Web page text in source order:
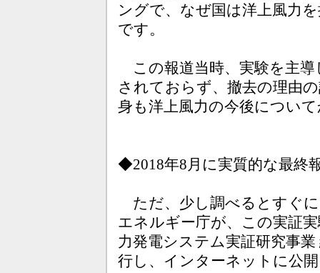
ングで、なぜ国は洋上風力
です。
この報道当時、実験を主導
されておらず、撤去の理由
身も洋上風力の今後につい
◆2018年8月に実質的な最終
ただ、少し調べるとすぐ
エネルギー庁が、この実証
力発電システム実証研究事
行し、インターネットに公